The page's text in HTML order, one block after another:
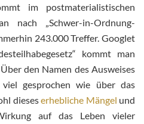
im postmaterialistischen
nach „Schwer-in-Ordnung-
243.000 Treffer. Googlet
kommt man
den Namen des Ausweises
gesprochen wie über das
dieseserhebliche Mängel und
auf das Leben vieler